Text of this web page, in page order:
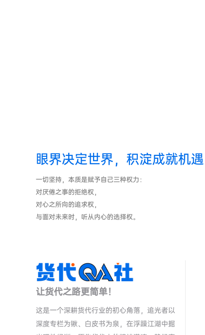
眼界决定世界，积淀成就机遇
一切坚持，本质是赋予自己三种权力：
对厌倦之事的拒绝权，
对心之所向的追求权，
与面对未来时，听从内心的选择权。
让货代之路更简单！
这是一个深耕货代行业的初心角落，追光者以
深度专栏为锹、白皮书为泉，在浮躁江湖中掘